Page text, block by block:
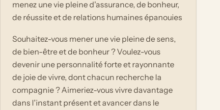
menez une vie pleine d'assurance, de bonheur,
de réussite et de relations humaines épanouies
Souhaitez-vous mener une vie pleine de sens,
de bien-être et de bonheur ? Voulez-vous
devenir une personnalité forte et rayonnante
de joie de vivre, dont chacun recherche la
compagnie ? Aimeriez-vous vivre davantage
dans l'instant présent et avancer dans le